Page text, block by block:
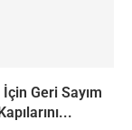
Geri Sayım